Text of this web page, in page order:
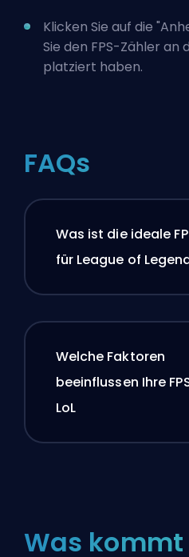
Klicken Sie auf die
Sie den FPS-Zähler
platziert haben.
FAQs
Was ist die ideale
für League of
Welche Faktoren
beeinflussen Ihre
LoL
Was